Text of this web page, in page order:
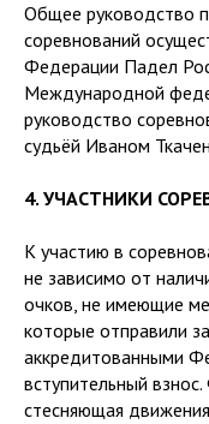
Общее руководство
соревнований
Федерации Падел
Международной
руководство
судьёй Иваном
4. УЧАСТНИКИ
К участию в
не зависимо от
очков, не имеющие
которые отправили
аккредитованными
вступительный
стесняющая